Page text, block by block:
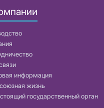
информация
жизнь
государственный орган